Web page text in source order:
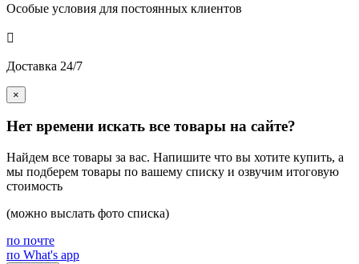
Особые условия для постоянных клиентов

Доставка 24/7
×
Нет времени искать все товары на сайте?
Найдем все товары за вас. Напишите что вы хотите купить, а
мы подберем товары по вашему списку и озвучим итоговую
стоимость
(можно выслать фото списка)
по почте
по What's app